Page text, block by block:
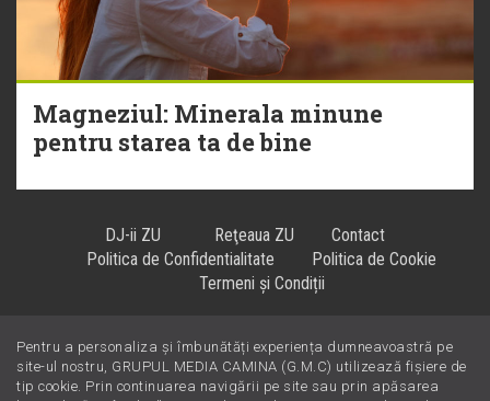
Magneziul: Minerala minune
pentru starea ta de bine
DJ-ii ZU Reţeaua ZU
Contact
Politica de Confidentialitate
Politica de Cookie
Termeni și Condiții
Hiturile se ascultă la !
Pentru a personaliza și îmbunătăți experiența dumneavoastră pe
site-ul nostru, GRUPUL MEDIA CAMINA (G.M.C) utilizează fișiere de
tip cookie. Prin continuarea navigării pe site sau prin apăsarea